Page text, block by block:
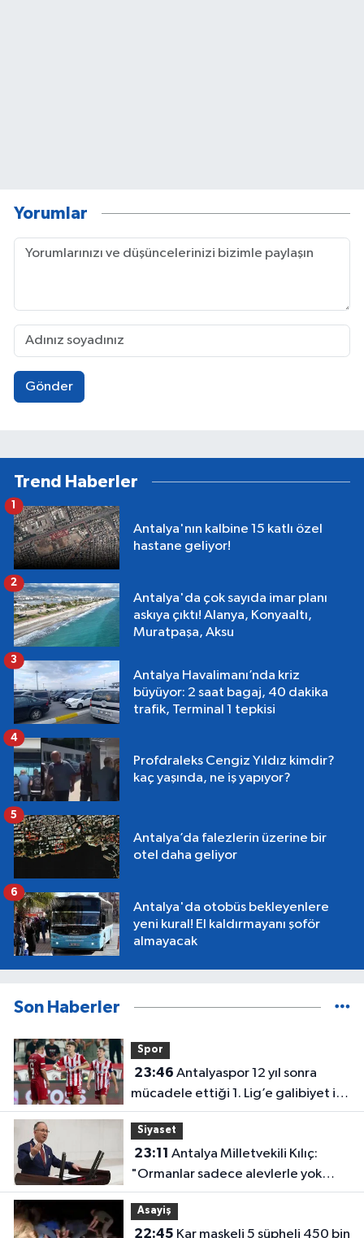
Yorumlar
Gönder
Trend Haberler
Antalya'nın kalbine 15 katlı özel
hastane geliyor!
Antalya'da çok sayıda imar planı
askıya çıktı! Alanya, Konyaaltı,
Muratpaşa, Aksu
2
Antalya Havalimanı’nda kriz
büyüyor: 2 saat bagaj, 40 dakika
trafik, Terminal 1 tepkisi
3
Profdraleks Cengiz Yıldız kimdir?
kaç yaşında, ne iş yapıyor?
4
Antalya’da falezlerin üzerine bir
otel daha geliyor
5
Antalya'da otobüs bekleyenlere
yeni kural! El kaldırmayanı şoför
almayacak
6
Son Haberler
Spor
23:46
mücadele ettiği 1. Lig’e galibiyet ile
başladı
Siyaset
23:11
"Ormanlar sadece alevlerle yok
olmuyor"
Asayiş
22:45